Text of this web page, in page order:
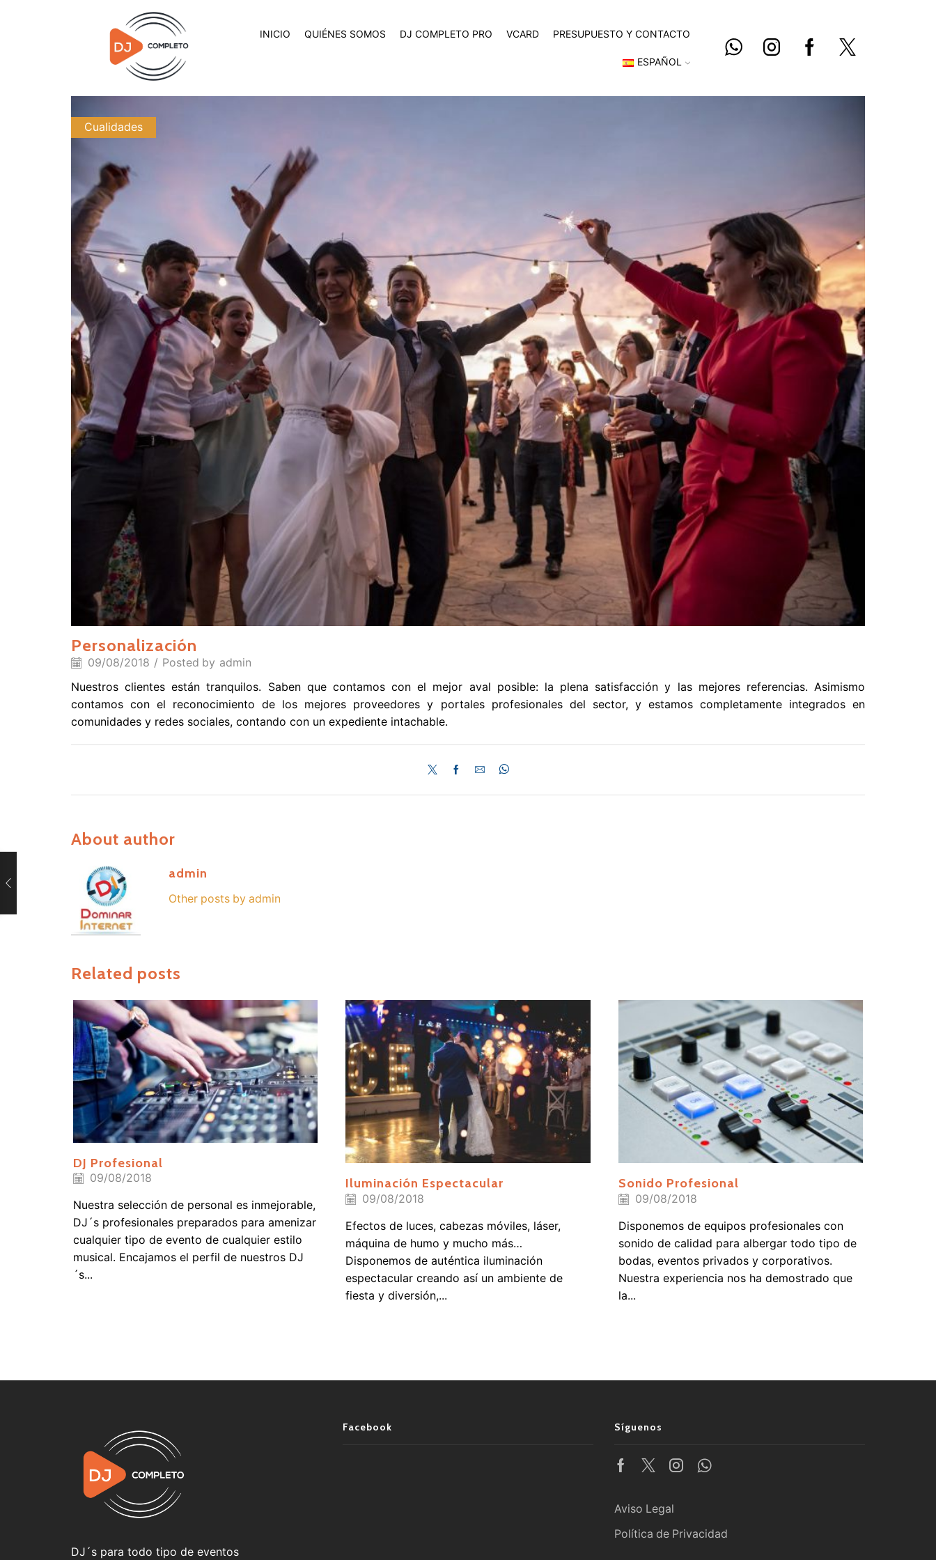
INICIO QUIÉNES SOMOS DJ COMPLETO PRO VCARD PRESUPUESTO Y CONTACTO
ESPAÑOL
Cualidades
Personalización
09/08/2018 / Posted by admin
Nuestros clientes están tranquilos. Saben que contamos con el mejor aval posible: la plena satisfacción y las mejores referencias. Asimismo
contamos con el reconocimiento de los mejores proveedores y portales profesionales del sector, y estamos completamente integrados en
comunidades y redes sociales, contando con un expediente intachable.
About author
admin
Other posts by admin
Related posts
DJ Profesional
09/08/2018
Nuestra selección de personal es inmejorable,
DJ´s profesionales preparados para amenizar
cualquier tipo de evento de cualquier estilo
musical. Encajamos el perfil de nuestros DJ
´s...
Iluminación Espectacular
09/08/2018
Efectos de luces, cabezas móviles, láser,
máquina de humo y mucho más…
Disponemos de auténtica iluminación
espectacular creando así un ambiente de
fiesta y diversión,...
Sonido Profesional
09/08/2018
Disponemos de equipos profesionales con
sonido de calidad para albergar todo tipo de
bodas, eventos privados y corporativos.
Nuestra experiencia nos ha demostrado que
la...
DJ´s para todo tipo de eventos
Facebook Síguenos
Aviso Legal
Política de Privacidad